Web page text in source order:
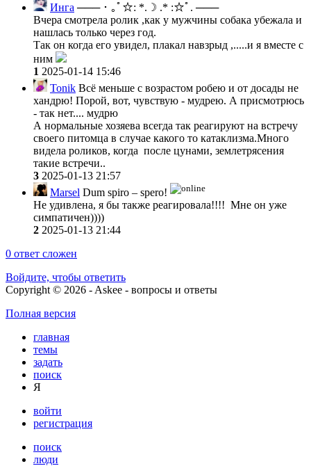
Инга ─── ･ ｡ﾟ☆: *.☽ .* :☆ﾟ. ───
Вчера смотрела ролик ,как у мужчины собака убежала и
нашлась только через год.
Так он когда его увидел, плакал навзрыд ,.....и я вместе с
ним
1 2025-01-14 15:46
Tonik Всё меньше с возрастом робею и от досады не
хандрю! Порой, вот, чувствую - мудрею. А присмотрюсь
- так нет.... мудрю
А нормальные хозяева всегда так реагируют на встречу
своего питомца в случае какого то катаклизма.Много
видела роликов, когда после цунами, землетрясения
такие встречи..
3 2025-01-13 21:57
Marsel Dum spiro – spero!
Не удивлена, я бы также реагировала!!!! Мне он уже
симпатичен))))
2 2025-01-13 21:44
0 ответ сложен
Войдите, чтобы ответить
Copyright © 2026 - Askee - вопросы и ответы
Полная версия
главная
темы
задать
поиск
Я
войти
регистрация
поиск
люди